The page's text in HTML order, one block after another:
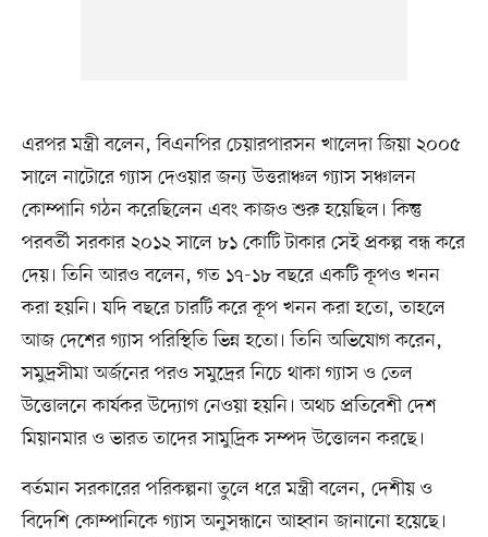
এরপর মন্ত্রী বলেন, বিএনপির চেয়ারপারসন খালেদা জিয়া ২০০৫
সালে নাটোরে গ্যাস দেওয়ার জন্য উত্তরাঞ্চল গ্যাস সঞ্চালন
কোম্পানি গঠন করেছিলেন এবং কাজও শুরু হয়েছিল। কিন্তু
পরবর্তী সরকার ২০১২ সালে ৮১ কোটি টাকার সেই প্রকল্প বন্ধ করে
দেয়। তিনি আরও বলেন, গত ১৭-১৮ বছরে একটি কূপও খনন
করা হয়নি। যদি বছরে চারটি করে কূপ খনন করা হতো, তাহলে
আজ দেশের গ্যাস পরিস্থিতি ভিন্ন হতো। তিনি অভিযোগ করেন,
সমুদ্রসীমা অর্জনের পরও সমুদ্রের নিচে থাকা গ্যাস ও তেল
উত্তোলনে কার্যকর উদ্যোগ নেওয়া হয়নি। অথচ প্রতিবেশী দেশ
মিয়ানমার ও ভারত তাদের সামুদ্রিক সম্পদ উত্তোলন করছে।
বর্তমান সরকারের পরিকল্পনা তুলে ধরে মন্ত্রী বলেন, দেশীয় ও
বিদেশি কোম্পানিকে গ্যাস অনুসন্ধানে আহ্বান জানানো হয়েছে।